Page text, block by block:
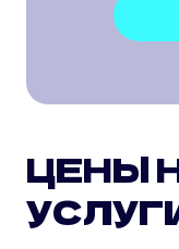
ЦЕНЫ